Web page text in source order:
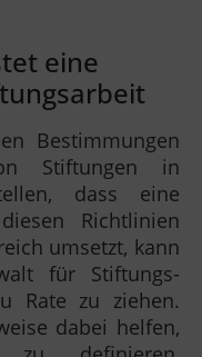
eine
Bestimmungen
Stiftungen in
dass eine
Richtlinien
umsetzt, kann
für Stiftungs-
Rate zu ziehen.
dabei helfen,